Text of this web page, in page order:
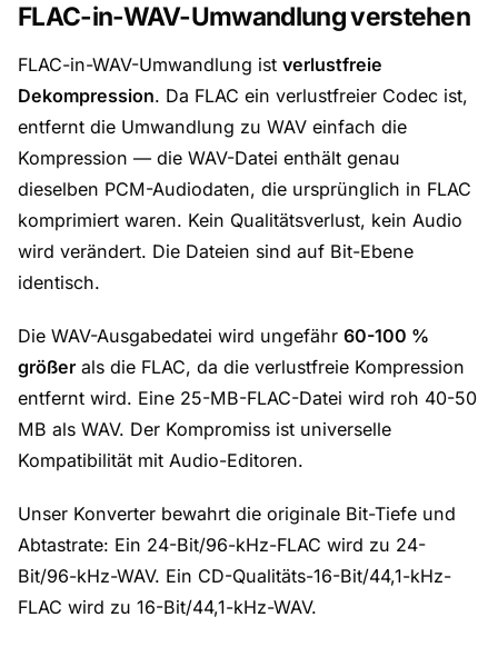
FLAC-in-WAV-Umwandlung verstehen
FLAC-in-WAV-Umwandlung ist verlustfreie
Dekompression. Da FLAC ein verlustfreier Codec ist,
entfernt die Umwandlung zu WAV einfach die
Kompression — die WAV-Datei enthält genau
dieselben PCM-Audiodaten, die ursprünglich in FLAC
komprimiert waren. Kein Qualitätsverlust, kein Audio
wird verändert. Die Dateien sind auf Bit-Ebene
identisch.
Die WAV-Ausgabedatei wird ungefähr 60-100 %
größer als die FLAC, da die verlustfreie Kompression
entfernt wird. Eine 25-MB-FLAC-Datei wird roh 40-50
MB als WAV. Der Kompromiss ist universelle
Kompatibilität mit Audio-Editoren.
Unser Konverter bewahrt die originale Bit-Tiefe und
Abtastrate: Ein 24-Bit/96-kHz-FLAC wird zu 24-
Bit/96-kHz-WAV. Ein CD-Qualitäts-16-Bit/44,1-kHz-
FLAC wird zu 16-Bit/44,1-kHz-WAV.